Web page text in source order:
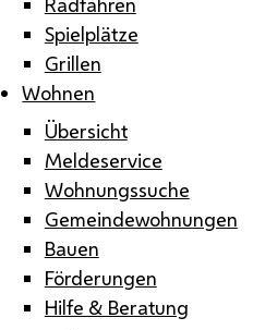
Spielplätze
Grillen
Wohnen
Übersicht
Meldeservice
Wohnungssuche
Gemeindewohnungen
Bauen
Förderungen
Hilfe & Beratung